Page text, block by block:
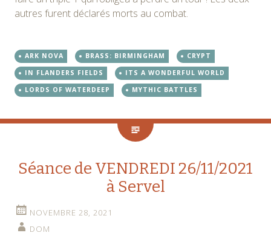
autres furent déclarés morts au combat.
ARK NOVA BRASS: BIRMINGHAM
CRYPT
IN FLANDERS FIELDS
ITS A WONDERFUL WORLD
LORDS OF WATERDEEP
MYTHIC BATTLES
Séance de VENDREDI 26/11/2021
à Servel
NOVEMBRE 28, 2021
DOM